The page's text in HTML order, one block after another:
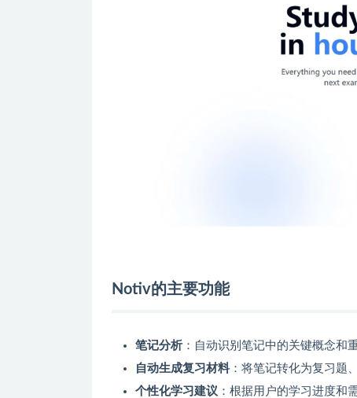
Notiv的主要功能
笔记分析 ：自动识别笔记中的关键概念和
自动生成复习材料 ：将笔记转化为复习题
个性化学习建议 ：根据用户的学习进度和